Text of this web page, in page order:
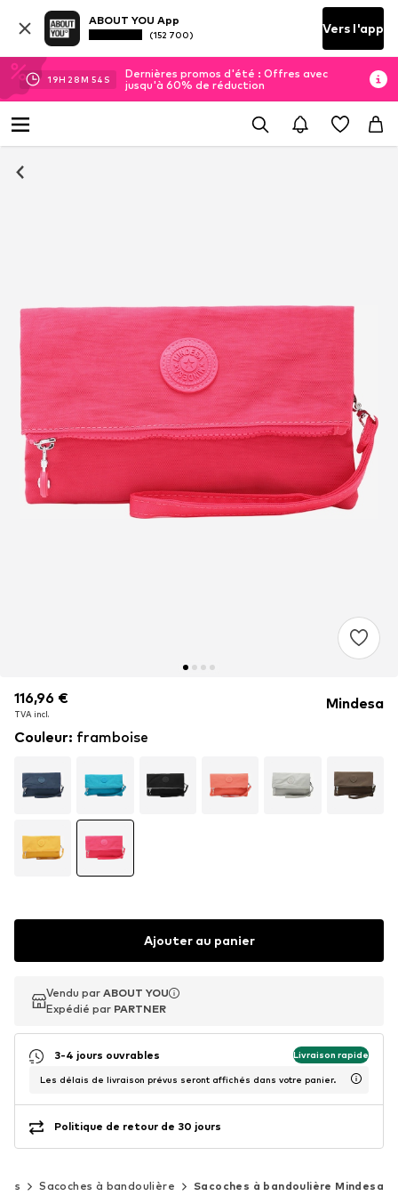
ABOUT YOU App
(152 700) Vers l'app
19H 28M 53 S
Dernières promos d'été : Offres avec
jusqu'à 60% de réduction
116,96 €
TVA incl.
116,96 €
TVA incl.
116,96 €
TVA incl.
Mindesa
Couleur: framboise
Ajouter au panier
Vendu par ABOUT YOU
Expédié par PARTNER
Vendu par ABOUT YOU
Expédié par PARTNER
3-4 jours ouvrables Livraison rapide
Les délais de livraison prévus seront affichés dans votre panier.
Politique de retour de 30 jours
Sacoches à bandoulière Sacoches à bandoulière Mindesa